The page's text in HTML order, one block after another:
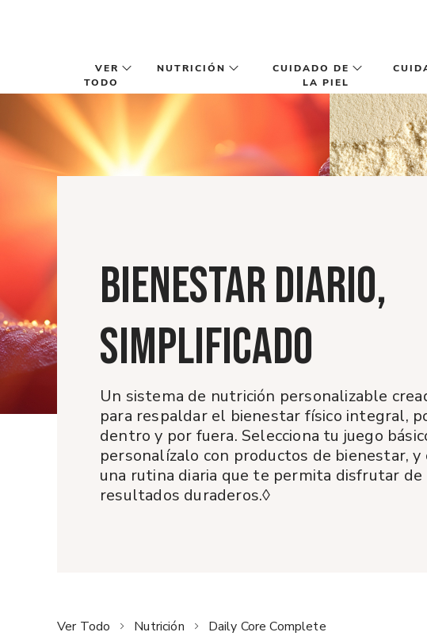
VER
TODO
NUTRICIÓN
CUIDADO DE
LA PIEL
BIENESTAR DIARIO,
SIMPLIFICADO
Un sistema de nutrición personalizable
para respaldar el bienestar físico integral,
dentro y por fuera. Selecciona tu juego
personalízalo con productos de bienestar, y
una rutina diaria que te permita disfrutar de
resultados duraderos.◊
Ver Todo Nutrición Daily Core Complete